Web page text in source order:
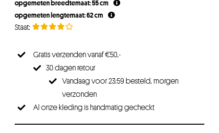
opgemeten breedtemaat: 55 cm
opgemeten lengtemaat: 62 cm
Gratis verzenden vanaf €50,-
30 dagen retour
Vandaag voor 23:59 besteld, morgen
verzonden
Al onze kleding is handmatig gecheckt